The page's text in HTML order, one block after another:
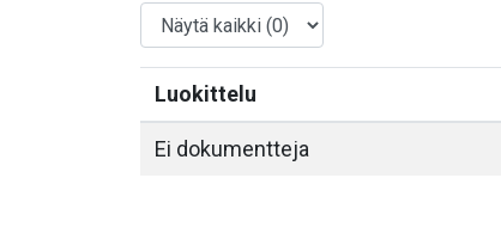
Luokittelu
Ei dokumentteja